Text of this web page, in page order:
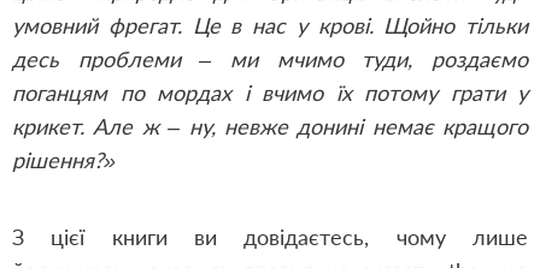
умовний фрегат. Це в нас у крові. Щойно тільки
десь проблеми – ми мчимо туди, роздаємо
поганцям по мордах і вчимо їх потому грати у
крикет. Але ж – ну, невже донині немає кращого
рішення?»
З цієї книги ви довідаєтесь, чому лише